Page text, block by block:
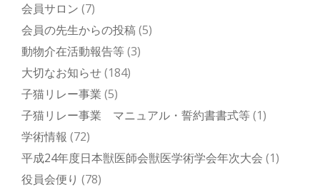
会員サロン (7)
会員の先生からの投稿(5)
動物介在活動報告等(3)
大切なお知らせ(184)
子猫リレー事業 (5)
子猫リレー事業 マニュアル・誓約書書式等(1)
学術情報 (72)
平成24年度日本獣医師会獣医学術学会年次大会 (1)
役員会便り (78)